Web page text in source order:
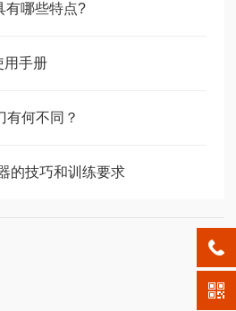
有哪些特点?
用手册
有何不同？
的技巧和训练要求